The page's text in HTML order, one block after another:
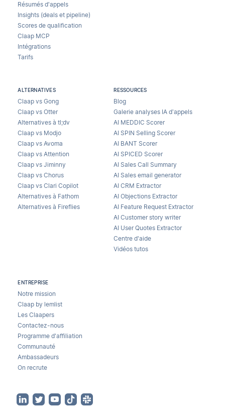
Résumés d'appels
Insights (deals et pipeline)
Scores de qualification
Claap MCP
Intégrations
Tarifs
ALTERNATIVES
Claap vs Gong
Claap vs Otter
Alternatives à tl;dv
Claap vs Modjo
Claap vs Avoma
Claap vs Attention
Claap vs Jiminny
Claap vs Chorus
Claap vs Clari Copilot
Alternatives à Fathom
Alternatives à Fireflies
RESSOURCES
Blog
Galerie analyses IA d’appels
AI MEDDIC Scorer
AI SPIN Selling Scorer
AI BANT Scorer
AI SPICED Scorer
AI Sales Call Summary
AI Sales email generator
AI CRM Extractor
AI Objections Extractor
AI Feature Request Extractor
AI Customer story writer
AI User Quotes Extractor
Centre d'aide
Vidéos tutos
ENTREPRISE
Notre mission
Claap by lemlist
Les Claapers
Contactez-nous
Programme d'affiliation
Communauté
Ambassadeurs
On recrute